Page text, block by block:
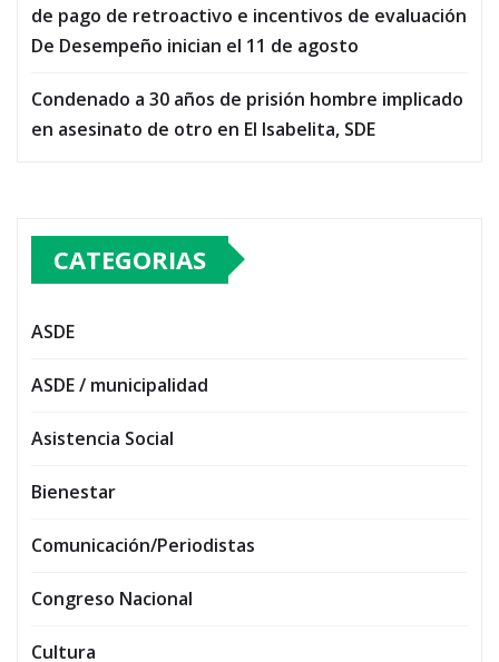
de pago de retroactivo e incentivos de evaluación
De Desempeño inician el 11 de agosto
Condenado a 30 años de prisión hombre implicado
en asesinato de otro en El Isabelita, SDE
CATEGORIAS
ASDE
ASDE / municipalidad
Asistencia Social
Bienestar
Comunicación/Periodistas
Congreso Nacional
Cultura